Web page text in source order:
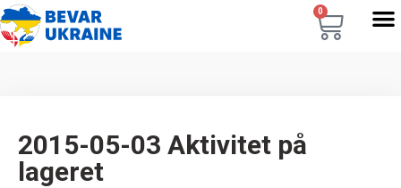
0
2015-05-03 Aktivitet på
lageret